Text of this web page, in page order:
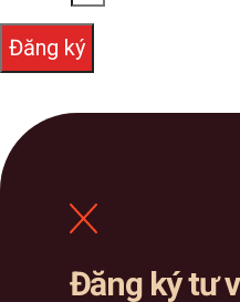
Chi phí hợp lý, tối
khách 24/7
Đăng ký
Đăng ký tư